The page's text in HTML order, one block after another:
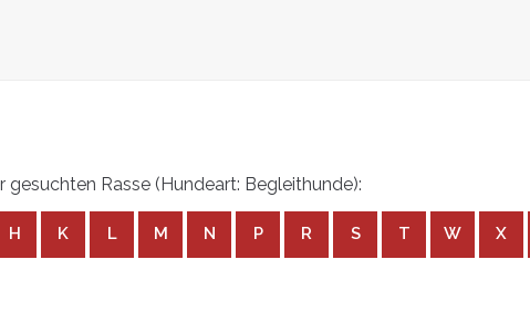
Rasse (Hundeart: Begleithunde):
H K L M N P R S T W X